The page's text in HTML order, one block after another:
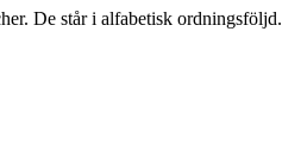
De står i alfabetisk ordningsföljd.